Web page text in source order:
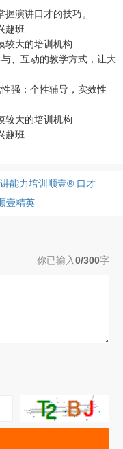
演讲口才的技巧。
趣班
较大的培训机构
、互动的教学方式，让大
强；个性辅导，实效性
较大的培训机构
趣班
能力培训顺壹® 口才
壹精英
你已输入0/300字